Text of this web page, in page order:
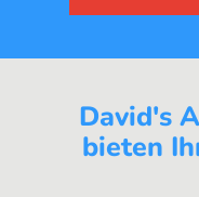
David's
bieten